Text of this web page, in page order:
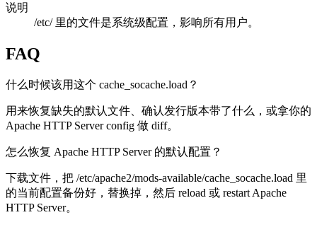
说明
/etc/ 里的文件是系统级配置，影响所有用户。
FAQ
什么时候该用这个 cache_socache.load？
用来恢复缺失的默认文件、确认发行版本带了什么，或拿你的
Apache HTTP Server config 做 diff。
怎么恢复 Apache HTTP Server 的默认配置？
下载文件，把 /etc/apache2/mods-available/cache_socache.load 里
的当前配置备份好，替换掉，然后 reload 或 restart Apache
HTTP Server。